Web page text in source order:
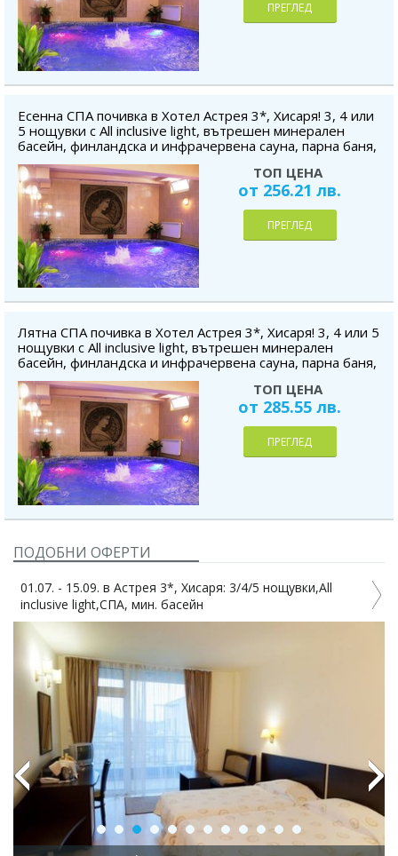
ПРЕГЛЕД
Есенна СПА почивка в Хотел Астрея 3*, Хисаря! 3, 4 или
5 нощувки с All inclusive light, вътрешен минерален
басейн, финландска и инфрачервена сауна, парна баня,
безплатно за дете до 5.99 г.
ТОП ЦЕНА
от 256.21 лв.
ПРЕГЛЕД
Лятна СПА почивка в Хотел Астрея 3*, Хисаря! 3, 4 или 5
нощувки с All inclusive light, вътрешен минерален
басейн, финландска и инфрачервена сауна, парна баня,
безплатно за дете до 5.99 г.
ТОП ЦЕНА
от 285.55 лв.
ПРЕГЛЕД
ПОДОБНИ ОФЕРТИ
01.07. - 15.09. в Астрея 3*, Хисаря: 3/4/5 нощувки,All
inclusive light,СПА, мин. басейн
Previous Next